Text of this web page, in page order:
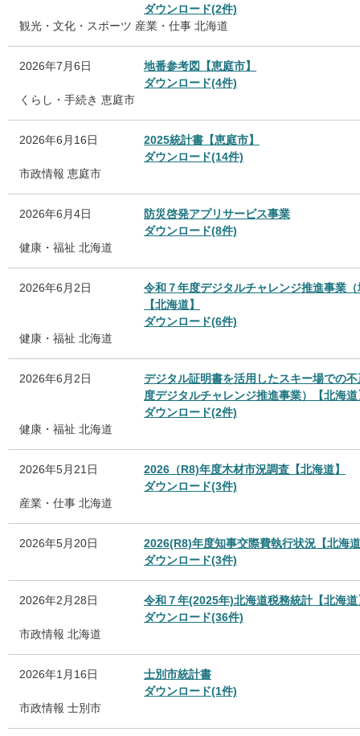
ダウンロード(2件)
観光・文化・スポーツ 産業・仕事 北海道
2026年7月6日
地番参考図【恵庭市】
ダウンロード(4件)
くらし・手続き 恵庭市
2026年6月16日
2025統計書【恵庭市】
ダウンロード(14件)
市政情報 恵庭市
2026年6月4日
防災啓発アプリサービス事業
ダウンロード(8件)
健康・福祉 北海道
2026年6月2日
令和７年度デジタルチャレンジ推進事業
【北海道】
ダウンロード(6件)
健康・福祉 北海道
2026年6月2日
デジタル証明書を活用したスキー場での
度デジタルチャレンジ推進事業）【北海道
ダウンロード(2件)
健康・福祉 北海道
2026年5月21日
2026（R8)年度木材市況調査【北海道】
ダウンロード(3件)
産業・仕事 北海道
2026年5月20日
2026(R8)年度知事交際費執行状況【北海
ダウンロード(3件)
2026年2月28日
令和７年(2025年)北海道税務統計【北海道
ダウンロード(36件)
市政情報 北海道
2026年1月16日
士別市統計書
ダウンロード(1件)
市政情報 士別市